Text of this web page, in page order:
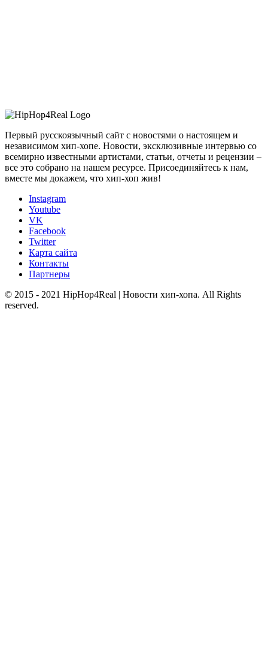
Первый русскоязычный сайт с новостями о настоящем и
независимом хип-хопе. Новости, эксклюзивные интервью со
всемирно известными артистами, статьи, отчеты и рецензии –
все это собрано на нашем ресурсе. Присоединяйтесь к нам,
вместе мы докажем, что хип-хоп жив!
Instagram
Youtube
VK
Facebook
Twitter
Карта сайта
Контакты
Партнеры
© 2015 - 2021 HipHop4Real | Новости хип-хопа. All Rights
reserved.